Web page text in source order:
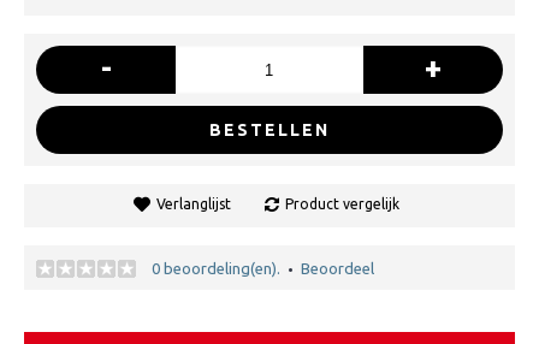
- +
BESTELLEN
Verlanglijst Product vergelijk
0 beoordeling(en). • Beoordeel